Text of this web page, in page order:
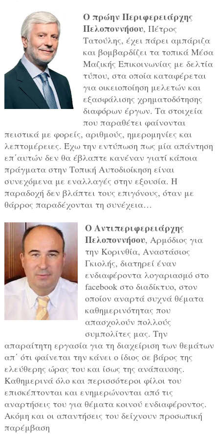
Ο πρώην Περιφερειάρχης
Πελοποννήσου, Πέτρος
Τατούλης, έχει πάρει αμπάριζα
και βομβαρδίζει τα τοπικά Μέσα
Μαζικής Επικοινωνίας με δελτία
τύπου, στα οποία καταφέρεται
για οικειοποίηση μελετών και
εξασφάλισης χρηματοδότησης
διαφόρων έργων. Τα στοιχεία
που παραθέτει φαίνονται
πειστικά με φορείς, αριθμούς, ημερομηνίες και
λεπτομέρειες. Έχω την εντύπωση πως μία απάντηση
επ΄αυτών δεν θα έβλαπτε κανέναν γιατί κάποια
πράγματα στην Τοπική Αυτοδιοίκηση είναι
συνεχόμενα με εναλλαγές στην εξουσία. Η
παραδοχή δεν βλάπτει τους επιγόνους, όταν με
θάρρος παραδέχονται τη συνέχεια…
Ο Αντιπεριφερειάρχης
Πελοποννήσου, Αρμόδιος για
την Κορινθία, Αναστάσιος
Γκιολής, διατηρεί έναν
ενδιαφέροντα λογαριασμό στο
facebook στο διαδίκτυο, στον
οποίον αναρτά συχνά θέματα
καθημερινότητας που
απασχολούν πολλούς
συμπολίτες μας. Την
απαραίτητη εργασία για τη διαχείριση των θεμάτων
απ΄ ότι φαίνεται την κάνει ο ίδιος σε βάρος της
ελεύθερης ώρας του και ίσως της ανάπαυσης.
Καθημερινά όλο και περισσότεροι φίλοι του
επισκέπτονται και ενημερώνονται από τις
αναρτήσεις του για θέματα κοινού ενδιαφέροντος.
Ακόμη και οι απαντήσεις του δείχνουν προσωπική
παρέμβαση